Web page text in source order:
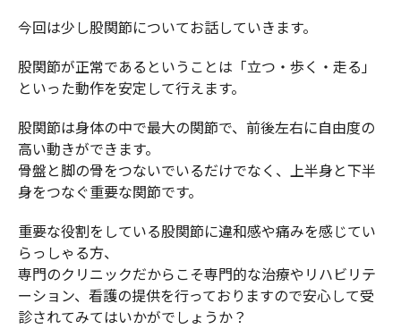
今回は少し股関節についてお話していきます。
股関節が正常であるということは「立つ・歩く・走る」
といった動作を安定して行えます。
股関節は身体の中で最大の関節で、前後左右に自由度の
高い動きができます。
骨盤と脚の骨をつないでいるだけでなく、上半身と下半
身をつなぐ重要な関節です。
重要な役割をしている股関節に違和感や痛みを感じてい
らっしゃる方、
専門のクリニックだからこそ専門的な治療やリハビリテ
ーション、看護の提供を行っておりますので安心して受
診されてみてはいかがでしょうか？